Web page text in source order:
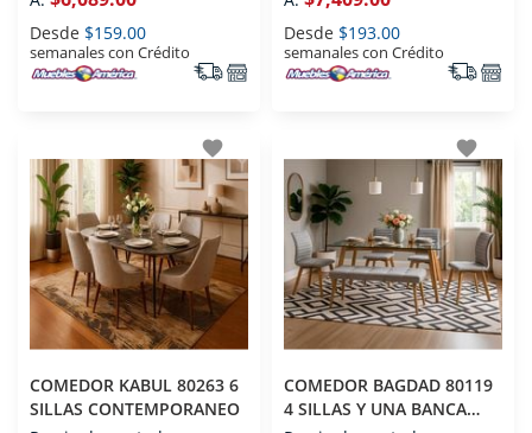
Desde $159.00
semanales con Crédito
Desde $193.00
semanales con Crédito
favorite
COMEDOR KABUL 80263 6
SILLAS CONTEMPORANEO
favorite
COMEDOR BAGDAD 80119
4 SILLAS Y UNA BANCA